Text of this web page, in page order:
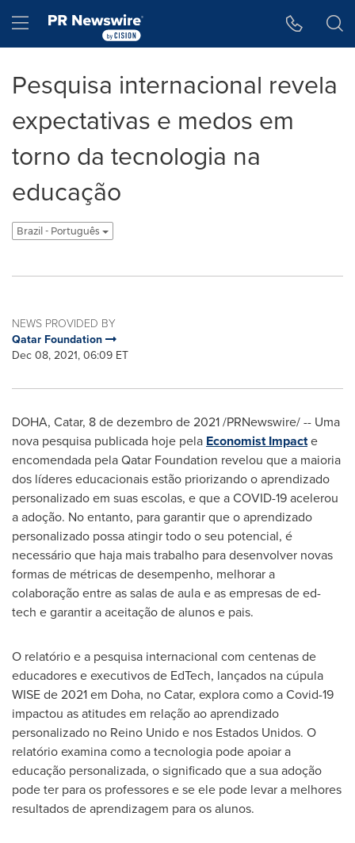
Hamburger menu
Pesquisa internacional revela
expectativas e medos em
torno da tecnologia na
educação
Brazil - Português
NEWS PROVIDED BY
Qatar Foundation
Dec 08, 2021, 06:09 ET
DOHA, Catar, 8 de dezembro de 2021 /PRNewswire/ -- Uma
nova pesquisa publicada hoje pela Economist Impacte
encomendada pela Qatar Foundation revelou que a maioria
dos líderes educacionais estão priorizando o aprendizado
personalizado em suas escolas, e que a COVID-19 acelerou
a adoção. No entanto, para garantir que o aprendizado
personalizado possa atingir todo o seu potencial, é
necessário que haja mais trabalho para desenvolver novas
formas de métricas de desempenho, melhorar a
colaboração entre as salas de aula e as empresas de ed-
tech e garantir a aceitação de alunos e pais.
O relatório e a pesquisa internacional com centenas de
educadores e executivos de EdTech, lançados na cúpula
WISE de 2021 em Doha, no Catar, explora como a Covid-19
impactou as atitudes em relação ao aprendizado
personalizado no Reino Unido e nos Estados Unidos. O
relatório examina como a tecnologia pode apoiar a
educação personalizada, o significado que a sua adoção
pode ter para os professores e se ele pode levar a melhores
resultados de aprendizagem para os alunos.